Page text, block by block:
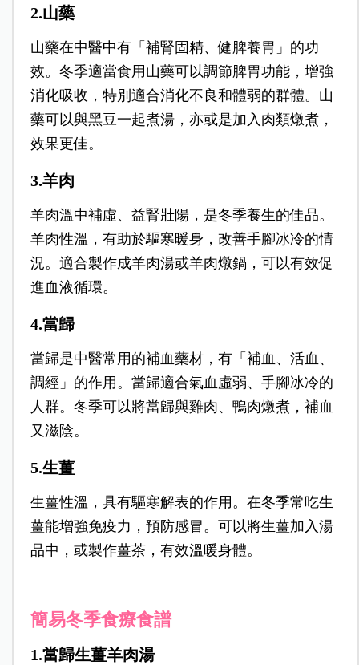
2.山藥
山藥在中醫中有「補腎固精、健脾養胃」的功
效。冬季適當食用山藥可以調節脾胃功能，增強
消化吸收，特別適合消化不良和體弱的群體。山
藥可以與黑豆一起煮湯，亦或是加入肉類燉煮，
效果更佳。
3.羊肉
羊肉溫中補虛、益腎壯陽，是冬季養生的佳品。
羊肉性溫，有助於驅寒暖身，改善手腳冰冷的情
況。適合製作成羊肉湯或羊肉燉鍋，可以有效促
進血液循環。
4.當歸
當歸是中醫常用的補血藥材，有「補血、活血、
調經」的作用。當歸適合氣血虛弱、手腳冰冷的
人群。冬季可以將當歸與雞肉、鴨肉燉煮，補血
又滋陰。
5.生薑
生薑性溫，具有驅寒解表的作用。在冬季常吃生
薑能增強免疫力，預防感冒。可以將生薑加入湯
品中，或製作薑茶，有效溫暖身體。
簡易冬季食療食譜
1.當歸生薑羊肉湯